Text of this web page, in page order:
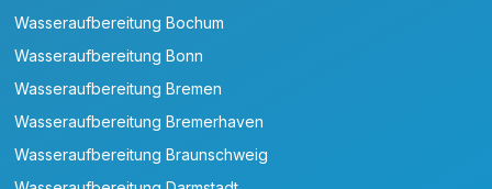
Wasseraufbereitung Bochum
Wasseraufbereitung Bonn
Wasseraufbereitung Bremen
Wasseraufbereitung Bremerhaven
Wasseraufbereitung Braunschweig